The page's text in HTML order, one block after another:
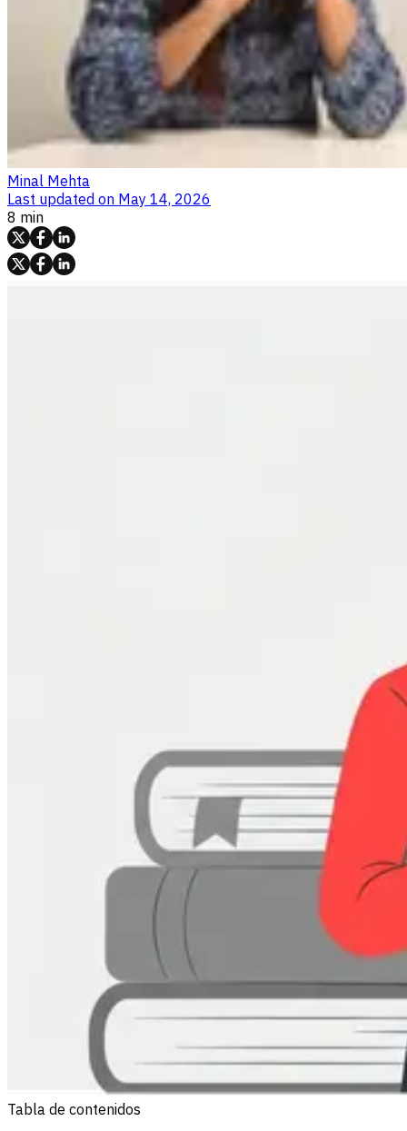
Minal Mehta
Last updated on May 14, 2026
8 min
Tabla de contenidos